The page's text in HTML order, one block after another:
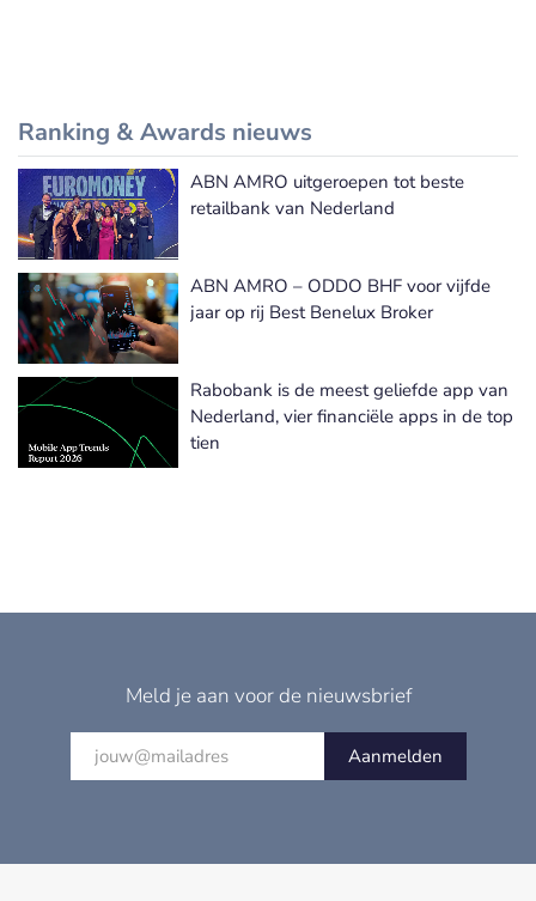
Ranking & Awards nieuws
Meer Ranking & Awards nieuws
ABN AMRO uitgeroepen tot beste
retailbank van Nederland
ABN AMRO – ODDO BHF voor vijfde
jaar op rij Best Benelux Broker
Rabobank is de meest geliefde app van
Nederland, vier financiële apps in de top
tien
Meld je aan voor de nieuwsbrief
Aanmelden